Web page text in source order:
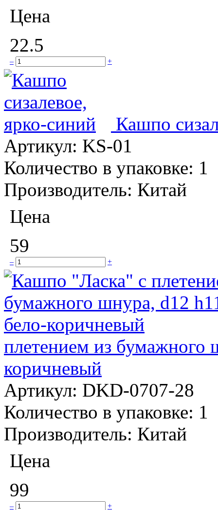
Цена
22.5
– +
Кашпо
Артикул: KS-01
Количество в упаковке: 1
Производитель: Китай
Цена
59
– +
плетением из бумажного
коричневый
Артикул: DKD-0707-28
Количество в упаковке: 1
Производитель: Китай
Цена
99
– +